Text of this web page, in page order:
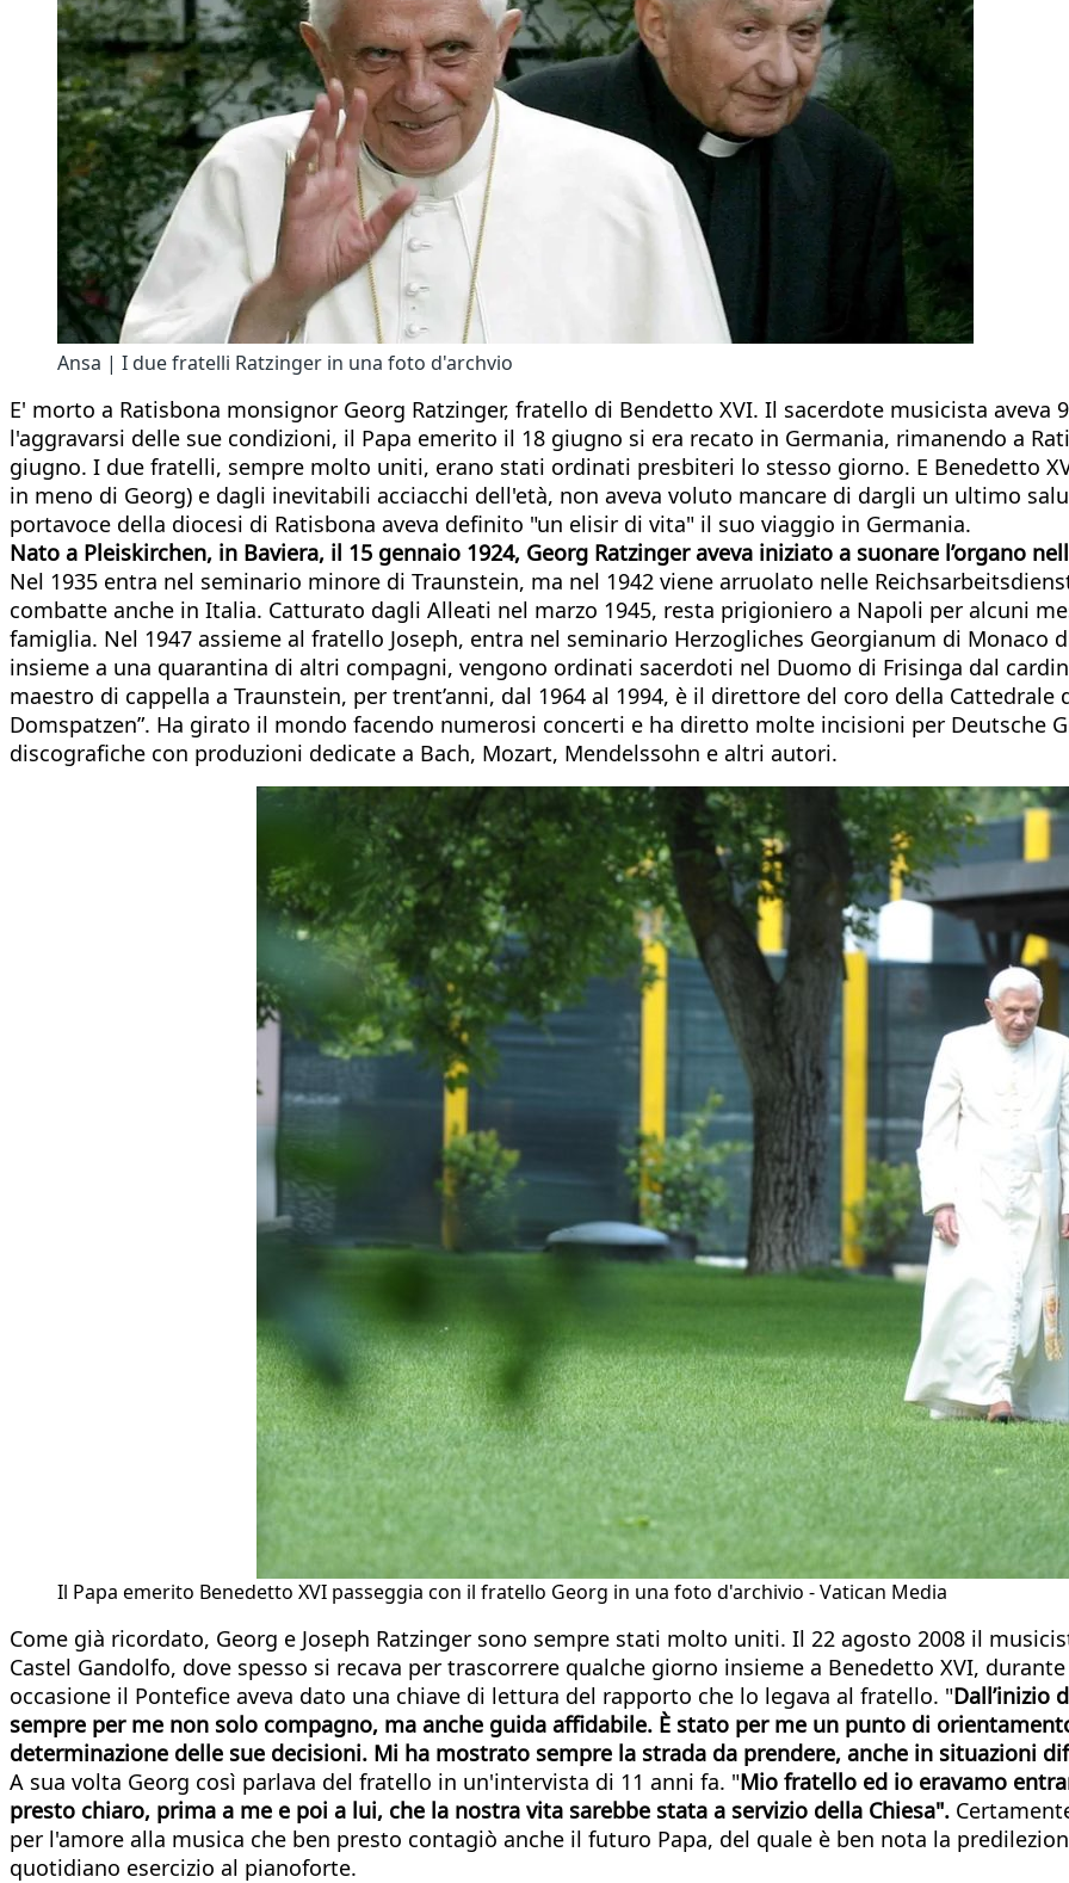
Ansa | I due fratelli Ratzinger in una foto d'archvio
E' morto a Ratisbona monsignor Georg Ratzinger, fratello di Bendetto XVI. Il sacerdote musicista
l'aggravarsi delle sue condizioni, il Papa emerito il 18 giugno si era recato in Germania, rimanendo a
giugno. I due fratelli, sempre molto uniti, erano stati ordinati presbiteri lo stesso giorno. E Benedetto
in meno di Georg) e dagli inevitabili acciacchi dell'età, non aveva voluto mancare di dargli un ultimo
portavoce della diocesi di Ratisbona aveva definito "un elisir di vita" il suo viaggio in Germania.
Nato a Pleiskirchen, in Baviera, il 15 gennaio 1924, Georg Ratzinger aveva iniziato a suonare l’organo
Nel 1935 entra nel seminario minore di Traunstein, ma nel 1942 viene arruolato nelle
combatte anche in Italia. Catturato dagli Alleati nel marzo 1945, resta prigioniero a Napoli per alcuni
famiglia. Nel 1947 assieme al fratello Joseph, entra nel seminario Herzogliches Georgianum di Monaco
insieme a una quarantina di altri compagni, vengono ordinati sacerdoti nel Duomo di Frisinga dal
maestro di cappella a Traunstein, per trent’anni, dal 1964 al 1994, è il direttore del coro della Cattedrale
Domspatzen”. Ha girato il mondo facendo numerosi concerti e ha diretto molte incisioni per
discografiche con produzioni dedicate a Bach, Mozart, Mendelssohn e altri autori.
Il Papa emerito Benedetto XVI passeggia con il fratello Georg in una foto d'archivio - Vatican Media
Come già ricordato, Georg e Joseph Ratzinger sono sempre stati molto uniti. Il 22 agosto 2008 il
Castel Gandolfo, dove spesso si recava per trascorrere qualche giorno insieme a Benedetto XVI,
occasione il Pontefice aveva dato una chiave di lettura del rapporto che lo legava al fratello. "Dall’inizio
sempre per me non solo compagno, ma anche guida affidabile. È stato per me un punto di
determinazione delle sue decisioni. Mi ha mostrato sempre la strada da prendere, anche in situazioni
A sua volta Georg così parlava del fratello in un'intervista di 11 anni fa. "Mio fratello ed io eravamo
presto chiaro, prima a me e poi a lui, che la nostra vita sarebbe stata a servizio della Chiesa".
per l'amore alla musica che ben presto contagiò anche il futuro Papa, del quale è ben nota la
quotidiano esercizio al pianoforte.